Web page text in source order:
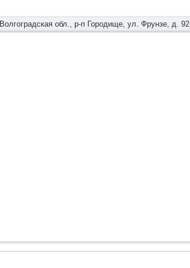
Волгоградская обл., р-п Городище, ул. Фрунзе, д. 92